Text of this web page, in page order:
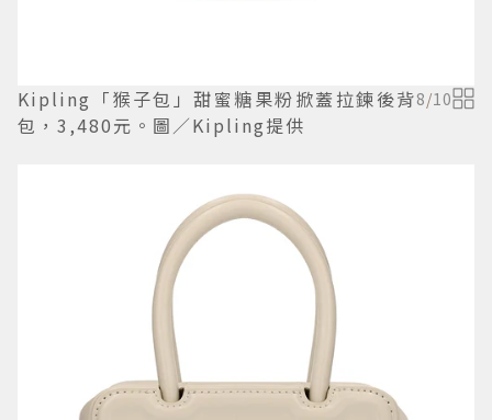
Kipling「猴子包」甜蜜糖果粉掀蓋拉鍊後背
包，3,480元。圖／Kipling提供
8/10